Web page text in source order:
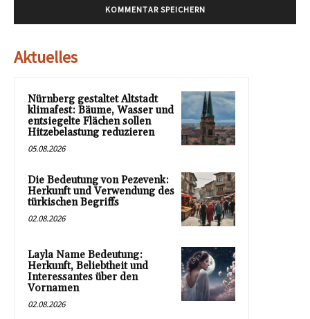
Aktuelles
Nürnberg gestaltet Altstadt
klimafest: Bäume, Wasser und
entsiegelte Flächen sollen
Hitzebelastung reduzieren
05.08.2026
Die Bedeutung von Pezevenk:
Herkunft und Verwendung des
türkischen Begriffs
02.08.2026
Layla Name Bedeutung:
Herkunft, Beliebtheit und
Interessantes über den
Vornamen
02.08.2026